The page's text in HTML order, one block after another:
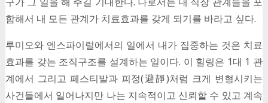
함해서 내 모든 관계가 치료효과를 갖게 되기를 바라고 싶다.
루미오와 엔스파이럴에서의 일에서 내가 집중하는 것은 치료
효과를 갖는 조직구조를 설계하는 일이다. 이 힐링은 1대 1 관
계에서 그리고 페스티발과 피정(避靜)처럼 크게 변형시키는
사건들에서 일어나지만 나는 지속적이고 신뢰할 수 있고 계속